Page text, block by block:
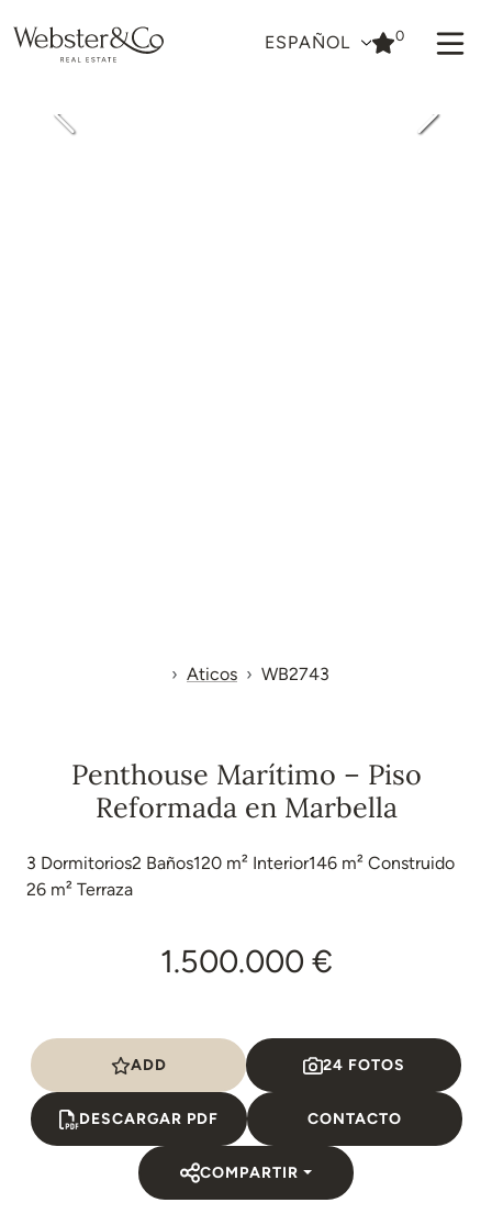
ESPAÑOL 0
Aticos WB2743
Penthouse Marítimo – Piso
Reformada en Marbella
3 Dormitorios2 Baños120 m² Interior146 m² Construido
26 m² Terraza
1.500.000 €
ADD 24 FOTOS
DESCARGAR PDF CONTACTO
COMPARTIR